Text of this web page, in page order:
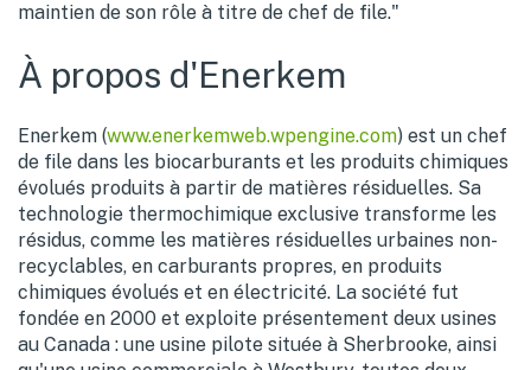
maintien de son rôle à titre de chef de file."
À propos d'Enerkem
Enerkem (www.enerkemweb.wpengine.com) est un chef
de file dans les biocarburants et les produits chimiques
évolués produits à partir de matières résiduelles. Sa
technologie thermochimique exclusive transforme les
résidus, comme les matières résiduelles urbaines non-
recyclables, en carburants propres, en produits
chimiques évolués et en électricité. La société fut
fondée en 2000 et exploite présentement deux usines
au Canada : une usine pilote située à Sherbrooke, ainsi